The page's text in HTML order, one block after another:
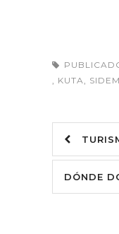
KUTA
DÓNDE